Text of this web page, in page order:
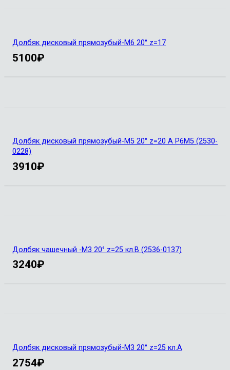
Долбяк дисковый прямозубый-М6 20° z=17
5100₽
Долбяк дисковый прямозубый-М5 20° z=20 А Р6М5 (2530-
0228)
3910₽
Долбяк чашечный -М3 20° z=25 кл.В (2536-0137)
3240₽
Долбяк дисковый прямозубый-М3 20° z=25 кл.А
2754₽